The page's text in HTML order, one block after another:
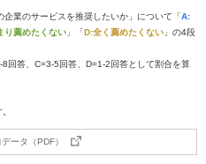
業のサービスを推奨したいか」について「A:
り薦めたくない 」「D:全く薦めたくない 」の4段
答、C=3-5回答、D=1-2回答として割合を算
ータ（PDF）